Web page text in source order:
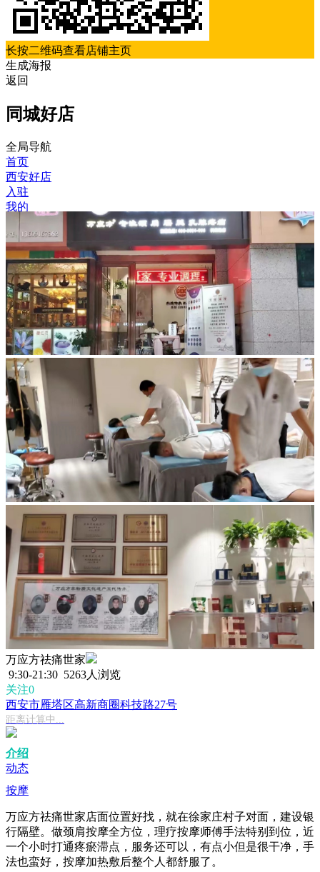
长按二维码查看店铺主页
生成海报
返回
同城好店
全局导航
首页
西安好店
入驻
我的
万应方祛痛世家
9:30-21:30 5263人浏览
关注0
西安市雁塔区高新商圈科技路27号
距离计算中...
介绍
动态
按摩
万应方祛痛世家店面位置好找，就在徐家庄村子对面，建设银
行隔壁。做颈肩按摩全方位，理疗按摩师傅手法特别到位，近
一个小时打通疼瘀滞点，服务还可以，有点小但是很干净，手
法也蛮好，按摩加热敷后整个人都舒服了。